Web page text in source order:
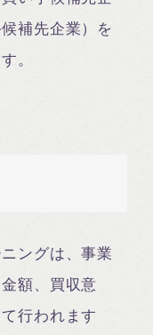
補先企業）を
。
ングは、事業
額、買収意
行われます